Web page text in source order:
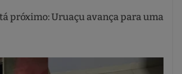
próximo: Uruaçu avança para uma